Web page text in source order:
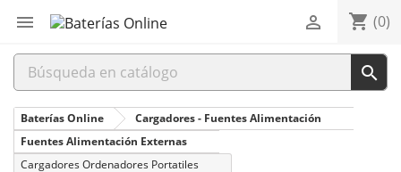
 shopping_cart (0)


Baterías Online
Cargadores - Fuentes Alimentación
Fuentes Alimentación Externas
Cargadores Ordenadores Portatiles